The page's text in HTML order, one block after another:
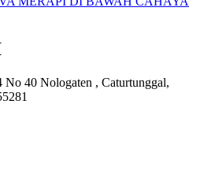
40 Nologaten , Caturtunggal,